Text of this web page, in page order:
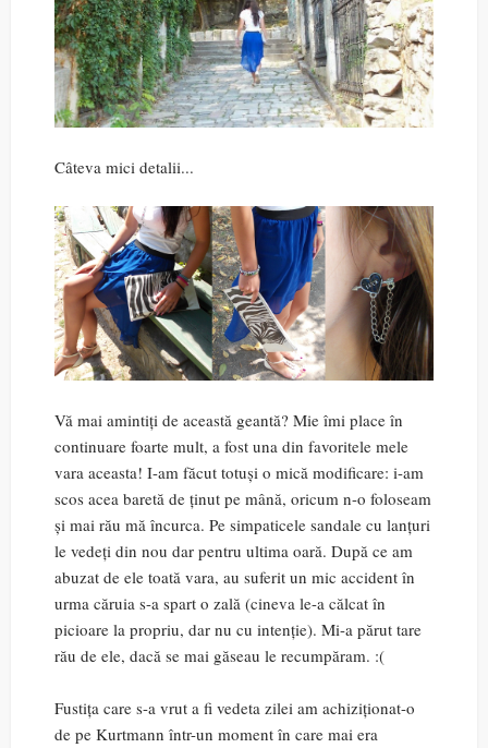
Câteva mici detalii...
Vă mai amintiți de această geantă? Mie îmi place în
continuare foarte mult, a fost una din favoritele mele
vara aceasta! I-am făcut totuși o mică modificare: i-am
scos acea baretă de ținut pe mână, oricum n-o foloseam
și mai rău mă încurca. Pe simpaticele sandale cu lanțuri
le vedeți din nou dar pentru ultima oară. După ce am
abuzat de ele toată vara, au suferit un mic accident în
urma căruia s-a spart o zală (cineva le-a călcat în
picioare la propriu, dar nu cu intenție). Mi-a părut tare
rău de ele, dacă se mai găseau le recumpăram. :(
Fustița care s-a vrut a fi vedeta zilei am achiziționat-o
de pe Kurtmann într-un moment în care mai era